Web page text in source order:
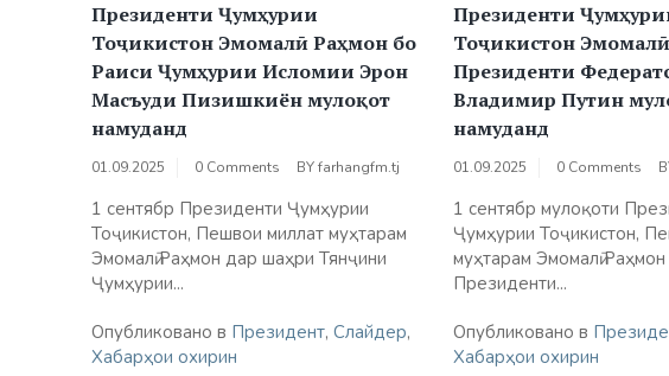
Президенти Ҷумҳурии
Тоҷикистон Эмомалӣ Раҳмон бо
Раиси Ҷумҳурии Исломии Эрон
Масъуди Пизишкиён мулоқот
намуданд
01.09.2025 0 Comments BYfarhangfm.tj
1 сентябр Президенти Ҷумҳурии
Тоҷикистон, Пешвои миллат муҳтарам
Эмомалӣ Раҳмон дар шаҳри Тянҷини
Ҷумҳурии...
Опубликовано в Президент, Слайдер,
Хабарҳои охирин
Президенти
Тоҷикистон
Президенти
Владимир Путин
намуданд
01.09.2025 0 Comments
1 сентябр мулоқоти
Ҷумҳурии Тоҷикистон,
муҳтарам Эмомалӣ Раҳмон
Президенти...
Опубликовано в
Хабарҳои охирин